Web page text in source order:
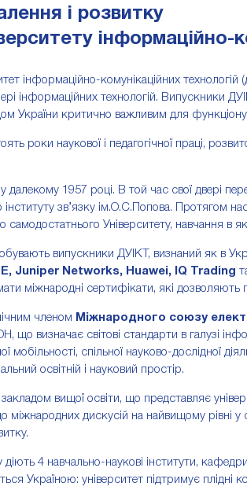
і розвитку
інформаційно-
інформаційно-комунікаційних
інформаційних технологій. Випускники
України критично важливим для
роки наукової і педагогічної праці,
у далекому 1957 році. В той час свої двері
інституту зв’язку ім.О.С.Попова. Протягом
до самодостатнього Університету, навчання
випускники ДУІКТ, визнаний як в
Juniper Networks, Huawei, IQ Trading
міжнародні сертифікати, які дозволяють
членом Міжнародного союзу
що визначає світові стандарти в галузі
мобільності, спільної науково-дослідної
освітній і науковий простір.
вищої освіти, що представляє
міжнародних дискусій на найвищому рівні у
діють 4 навчально-наукові інститути,
Україною: університет підтримує плідні